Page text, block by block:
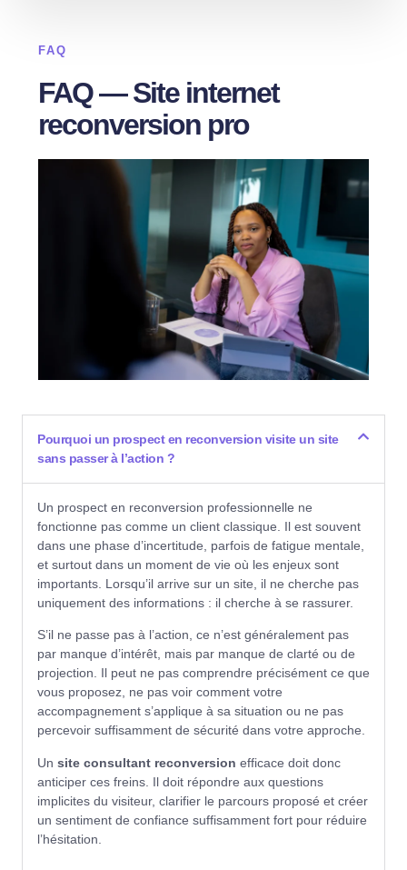
FAQ
FAQ — Site internet
reconversion pro
Pourquoi un prospect en reconversion visite un site
sans passer à l’action ?
Un prospect en reconversion professionnelle ne
fonctionne pas comme un client classique. Il est souvent
dans une phase d’incertitude, parfois de fatigue mentale,
et surtout dans un moment de vie où les enjeux sont
importants. Lorsqu’il arrive sur un site, il ne cherche pas
uniquement des informations : il cherche à se rassurer.
S’il ne passe pas à l’action, ce n’est généralement pas
par manque d’intérêt, mais par manque de clarté ou de
projection. Il peut ne pas comprendre précisément ce que
vous proposez, ne pas voir comment votre
accompagnement s’applique à sa situation ou ne pas
percevoir suffisamment de sécurité dans votre approche.
Un site consultant reconversion efficace doit donc
anticiper ces freins. Il doit répondre aux questions
implicites du visiteur, clarifier le parcours proposé et créer
un sentiment de confiance suffisamment fort pour réduire
l’hésitation.